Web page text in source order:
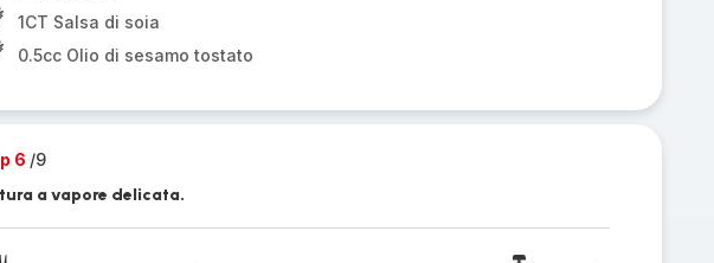
1CT Salsa di soia
0.5cc Olio di sesamo tostato
6 /9
a vapore delicata.